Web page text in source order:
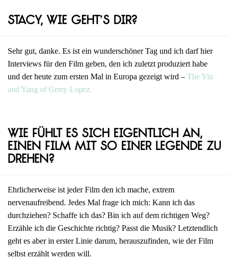
Stacy, wie geht’s dir?
Sehr gut, danke. Es ist ein wunderschöner Tag und ich darf hier
Interviews für den Film geben, den ich zuletzt produziert habe
und der heute zum ersten Mal in Europa gezeigt wird – The Yin
and Yang of Gerry Lopez.
Wie fühlt es sich eigentlich an,
einen Film mit so einer Legende zu
drehen?
Ehrlicherweise ist jeder Film den ich mache, extrem
nervenaufreibend. Jedes Mal frage ich mich: Kann ich das
durchziehen? Schaffe ich das? Bin ich auf dem richtigen Weg?
Erzähle ich die Geschichte richtig? Passt die Musik? Letztendlich
geht es aber in erster Linie darum, herauszufinden, wie der Film
selbst erzählt werden will.